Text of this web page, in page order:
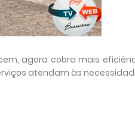
agora cobra mais
atendam às